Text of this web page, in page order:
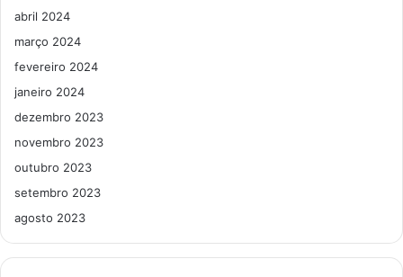
abril 2024
março 2024
fevereiro 2024
janeiro 2024
dezembro 2023
novembro 2023
outubro 2023
setembro 2023
agosto 2023